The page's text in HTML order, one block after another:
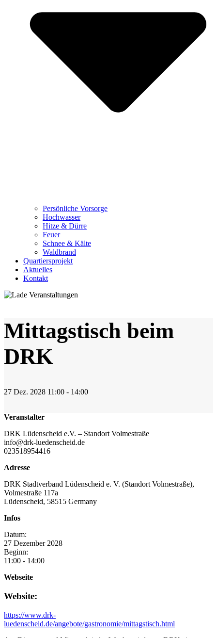
Persönliche Vorsorge
Hochwasser
Hitze & Dürre
Feuer
Schnee & Kälte
Waldbrand
Quartiersprojekt
Aktuelles
Kontakt
Mittagstisch beim
DRK
27 Dez. 2028 11:00 - 14:00
Veranstalter
DRK Lüdenscheid e.V. – Standort Volmestraße
info@drk-luedenscheid.de
023518954416
Adresse
DRK Stadtverband Lüdenscheid e. V. (Standort Volmestraße),
Volmestraße 117a
Lüdenscheid, 58515 Germany
Infos
Datum:
27 Dezember 2028
Beginn:
11:00 - 14:00
Webseite
Website:
https://www.drk-
luedenscheid.de/angebote/gastronomie/mittagstisch.html